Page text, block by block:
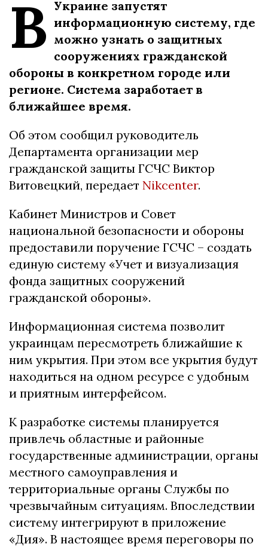
В Украине запустят
информационную систему, где
можно узнать о защитных
сооружениях гражданской
обороны в конкретном городе или
регионе. Система заработает в
ближайшее время.
Об этом сообщил руководитель
Департамента организации мер
гражданской защиты ГСЧС Виктор
Витовецкий, передает Nikcenter.
Кабинет Министров и Совет
национальной безопасности и обороны
предоставили поручение ГСЧС – создать
единую систему «Учет и визуализация
фонда защитных сооружений
гражданской обороны».
Информационная система позволит
украинцам пересмотреть ближайшие к
ним укрытия. При этом все укрытия будут
находиться на одном ресурсе с удобным
и приятным интерфейсом.
К разработке системы планируется
привлечь областные и районные
государственные администрации, органы
местного самоуправления и
территориальные органы Службы по
чрезвычайным ситуациям. Впоследствии
систему интегрируют в приложение
«Дия». В настоящее время переговоры по